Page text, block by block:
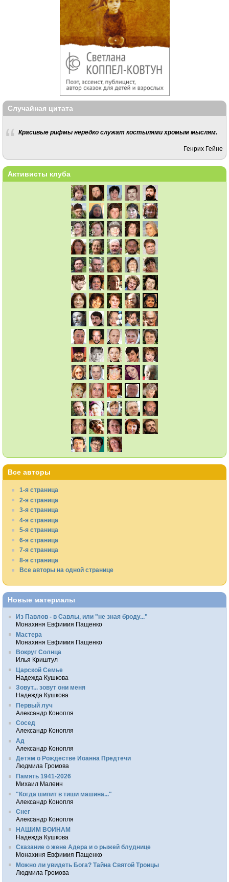
Случайная цитата
Красивые рифмы нередко служат костылями хромым мыслям.
Генрих Гейне
Активисты клуба
Все авторы
1-я страница
2-я страница
3-я страница
4-я страница
5-я страница
6-я страница
7-я страница
8-я страница
Все авторы на одной странице
Новые материалы
Из Павлов - в Савлы, или "не зная броду..."
Монахиня Евфимия Пащенко
Мастера
Монахиня Евфимия Пащенко
Вокруг Солнца
Илья Криштул
Царской Семье
Надежда Кушкова
Зовут... зовут они меня
Надежда Кушкова
Первый луч
Александр Конопля
Сосед
Александр Конопля
Ад
Александр Конопля
Детям о Рождестве Иоанна Предтечи
Людмила Громова
Память 1941-2026
Михаил Малеин
"Когда шипит в тиши машина..."
Александр Конопля
Снег
Александр Конопля
НАШИМ ВОИНАМ
Надежда Кушкова
Сказание о жене Адера и о рыжей блуднице
Монахиня Евфимия Пащенко
Можно ли увидеть Бога? Тайна Святой Троицы
Людмила Громова